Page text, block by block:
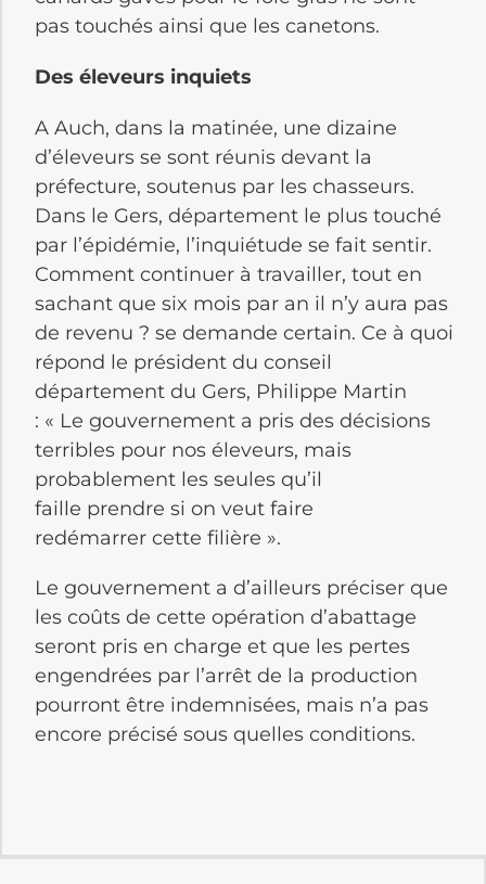
pas touchés ainsi que les canetons.
Des éleveurs inquiets
A Auch, dans la matinée, une dizaine
d’éleveurs se sont réunis devant la
préfecture, soutenus par les chasseurs.
Dans le Gers, département le plus touché
par l’épidémie, l’inquiétude se fait sentir.
Comment continuer à travailler, tout en
sachant que six mois par an il n’y aura pas
de revenu ? se demande certain. Ce à quoi
répond le président du conseil
département du Gers, Philippe Martin
: « Le gouvernement a pris des décisions
terribles pour nos éleveurs, mais
probablement les seules qu’il
faille prendre si on veut faire
redémarrer cette filière ».
Le gouvernement a d’ailleurs préciser que
les coûts de cette opération d’abattage
seront pris en charge et que les pertes
engendrées par l’arrêt de la production
pourront être indemnisées, mais n’a pas
encore précisé sous quelles conditions.